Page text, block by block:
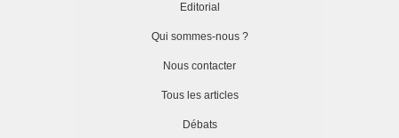
Editorial
Qui sommes-nous ?
Nous contacter
Tous les articles
Débats